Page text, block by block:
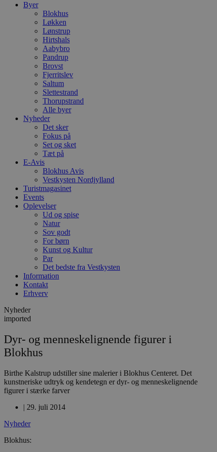
Byer
Blokhus
Løkken
Lønstrup
Hirtshals
Aabybro
Pandrup
Brovst
Fjerritslev
Saltum
Slettestrand
Thorupstrand
Alle byer
Nyheder
Det sker
Fokus på
Set og sket
Tæt på
E-Avis
Blokhus Avis
Vestkysten Nordjylland
Turistmagasinet
Events
Oplevelser
Ud og spise
Natur
Sov godt
For børn
Kunst og Kultur
Par
Det bedste fra Vestkysten
Information
Kontakt
Erhverv
Nyheder
imported
Dyr- og menneskelignende figurer i
Blokhus
Birthe Kalstrup udstiller sine malerier i Blokhus Centeret. Det
kunstneriske udtryk og kendetegn er dyr- og menneskelignende
figurer i stærke farver
| 29. juli 2014
Nyheder
Blokhus: